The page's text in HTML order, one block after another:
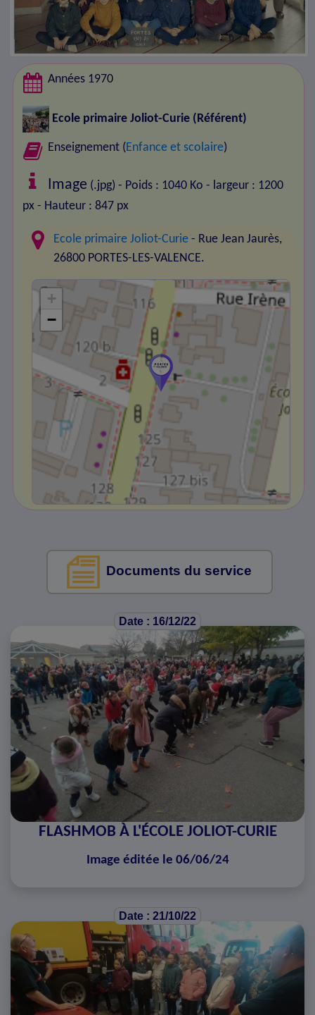
Années 1970
Ecole primaire Joliot-Curie (Référent)
Enseignement ( Enfance et scolaire)
Image (.jpg) - Poids : 1040 Ko - largeur : 1200
px - Hauteur : 847 px
Ecole primaire Joliot-Curie - Rue Jean Jaurès,
26800 PORTES-LES-VALENCE.
+
−
Documents du service
Date : 16/12/22
FLASHMOB À L'ÉCOLE JOLIOT-CURIE
Image éditée le 06/06/24
Date : 21/10/22